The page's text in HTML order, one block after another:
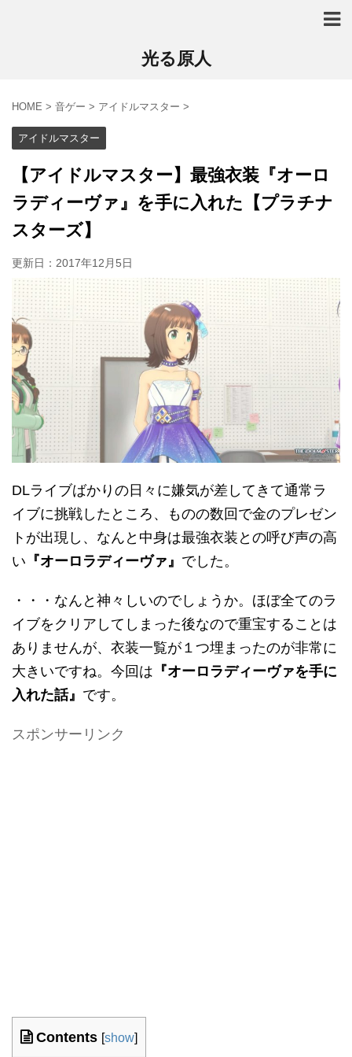
光る原人
HOME > 音ゲー > アイドルマスター >
アイドルマスター
【アイドルマスター】最強衣装『オーロ
ラディーヴァ』を手に入れた【プラチナ
スターズ】
更新日： 2017年12月5日
DLライブばかりの日々に嫌気が差してきて通常ラ
イブに挑戦したところ、ものの数回で金のプレゼン
トが出現し、なんと中身は最強衣装との呼び声の高
い 『オーロラディーヴァ』 でした。
・・・なんと神々しいのでしょうか。ほぼ全てのラ
イブをクリアしてしまった後なので重宝することは
ありませんが、衣装一覧が１つ埋まったのが非常に
大きいですね。今回は 『オーロラディーヴァを手に
入れた話』 です。
スポンサーリンク
Contents [show]